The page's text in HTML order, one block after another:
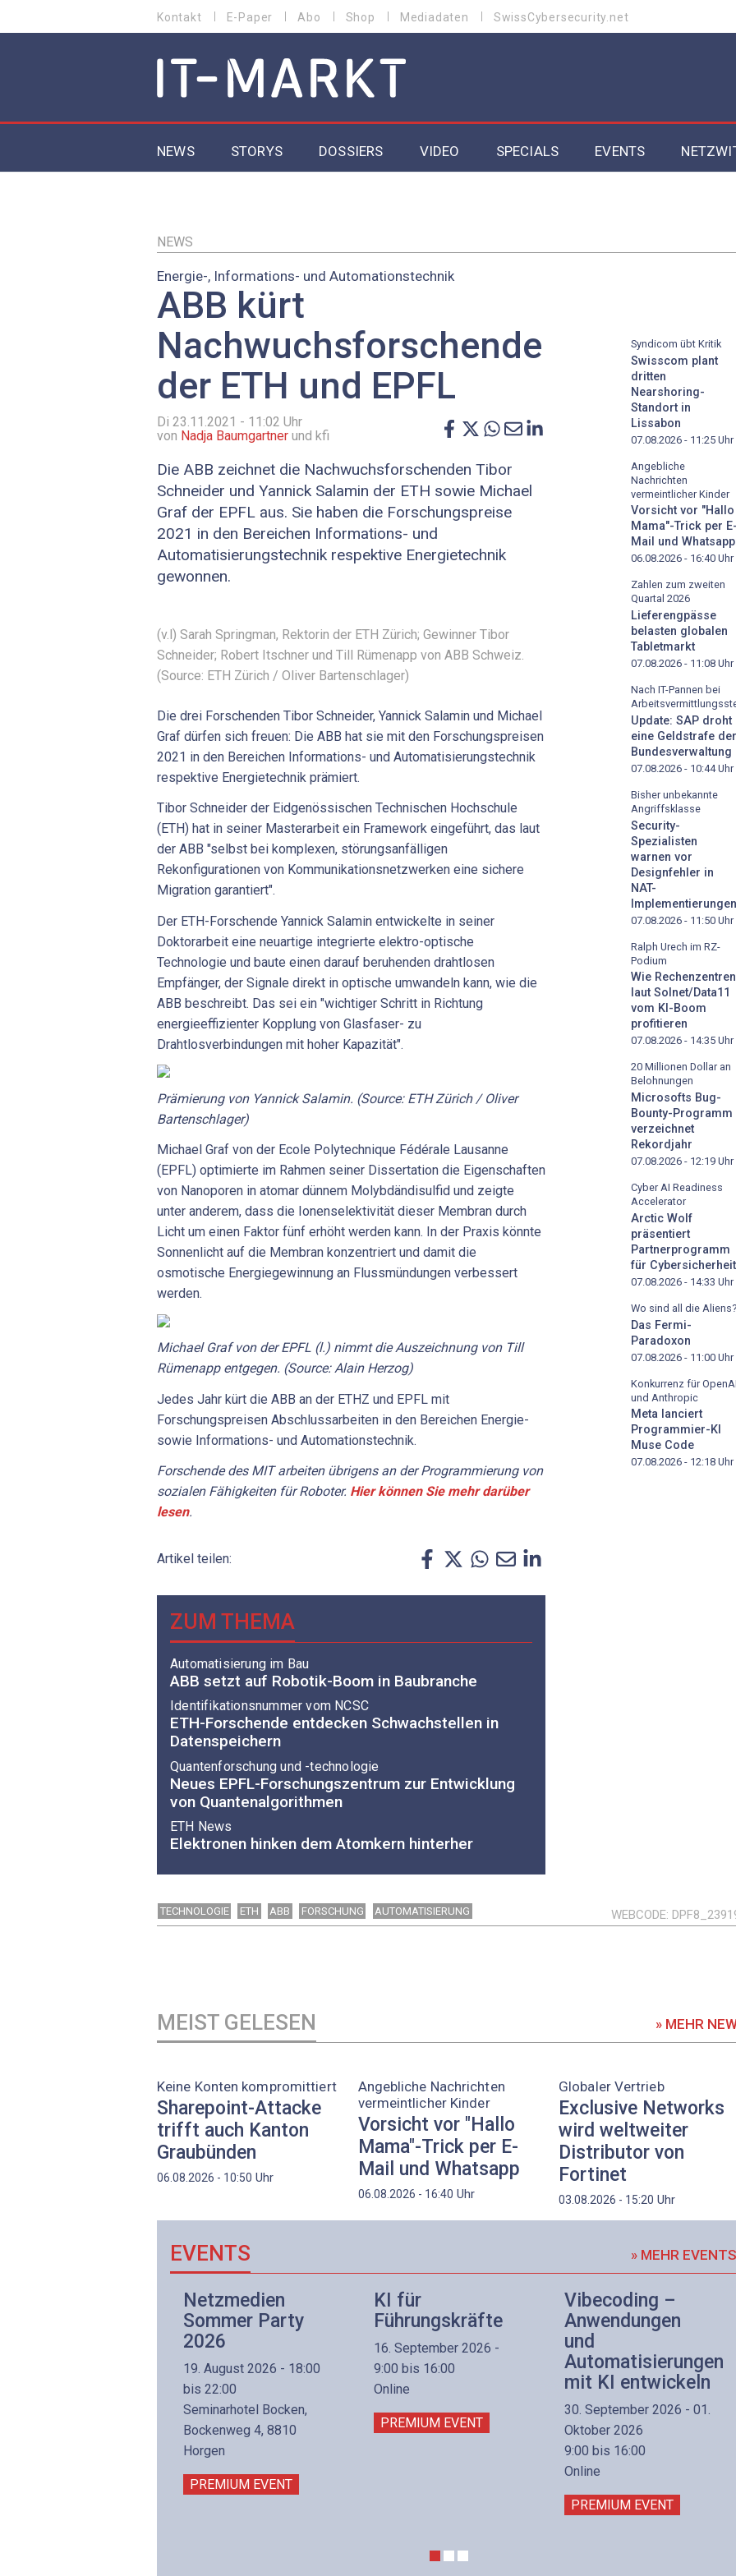
zum
MENU
Kontakt E-Paper Abo Shop Mediadaten SwissCybersecurity.net
MAIN NAVIGATION
NEWS STORYS DOSSIERS
Security
VIDEO SPECIALS EVENTS
NEWS
Energie-, Informations- und Automationstechnik
ABB kürt
Nachwuchsforschende
der ETH und EPFL
Di 23.11.2021 - 11:02 Uhr
von Nadja Baumgartner und kfi
Die ABB zeichnet die Nachwuchsforschenden Tibor
Schneider und Yannick Salamin der ETH sowie Michael
Graf der EPFL aus. Sie haben die Forschungspreise
2021 in den Bereichen Informations- und
Automatisierungstechnik respektive Energietechnik
gewonnen.
(v.l) Sarah Springman, Rektorin der ETH Zürich; Gewinner Tibor
Schneider; Robert Itschner und Till Rümenapp von ABB Schweiz.
(Source: ETH Zürich / Oliver Bartenschlager)
Die drei Forschenden Tibor Schneider, Yannick Salamin und Michael
Graf dürfen sich freuen: Die ABB hat sie mit den Forschungspreisen
2021 in den Bereichen Informations- und Automatisierungstechnik
respektive Energietechnik prämiert.
Tibor Schneider der Eidgenössischen Technischen Hochschule
(ETH) hat in seiner Masterarbeit ein Framework eingeführt, das laut
der ABB "selbst bei komplexen, störungsanfälligen
Rekonfigurationen von Kommunikationsnetzwerken eine sichere
Migration garantiert".
Der ETH-Forschende Yannick Salamin entwickelte in seiner
Doktorarbeit eine neuartige integrierte elektro-optische
Technologie und baute einen darauf beruhenden drahtlosen
Empfänger, der Signale direkt in optische umwandeln kann, wie die
ABB beschreibt. Das sei ein "wichtiger Schritt in Richtung
energieeffizienter Kopplung von Glasfaser- zu
Drahtlosverbindungen mit hoher Kapazität".
Prämierung von Yannick Salamin. (Source: ETH Zürich / Oliver
Bartenschlager)
Michael Graf von der Ecole Polytechnique Fédérale Lausanne
(EPFL) optimierte im Rahmen seiner Dissertation die Eigenschaften
von Nanoporen in atomar dünnem Molybdändisulfid und zeigte
unter anderem, dass die Ionenselektivität dieser Membran durch
Licht um einen Faktor fünf erhöht werden kann. In der Praxis könnte
Sonnenlicht auf die Membran konzentriert und damit die
osmotische Energiegewinnung an Flussmündungen verbessert
werden.
Michael Graf von der EPFL (l.) nimmt die Auszeichnung von Till
Rümenapp entgegen. (Source: Alain Herzog)
Jedes Jahr kürt die ABB an der ETHZ und EPFL mit
Forschungspreisen Abschlussarbeiten in den Bereichen Energie-
sowie Informations- und Automationstechnik.
Forschende des MIT arbeiten übrigens an der Programmierung von
sozialen Fähigkeiten für Roboter. Hier können Sie mehr darüber
lesen.
Artikel teilen:
ZUM THEMA
Automatisierung im Bau
ABB setzt auf Robotik-Boom in Baubranche
Identifikationsnummer vom NCSC
ETH-Forschende entdecken Schwachstellen in
Datenspeichern
Quantenforschung und -technologie
Neues EPFL-Forschungszentrum zur Entwicklung
von Quantenalgorithmen
ETH News
Elektronen hinken dem Atomkern hinterher
Syndicom übt Kritik
Swisscom plant
dritten
Nearshoring-
Standort in
Lissabon
07.08.2026 - 11:25 Uhr
Angebliche
Nachrichten
vermeintlicher Kinder
Vorsicht vor "Hallo
Mama"-Trick per E-
Mail und Whatsapp
06.08.2026 - 16:40 Uhr
Zahlen zum zweiten
Quartal 2026
Lieferengpässe
belasten globalen
Tabletmarkt
07.08.2026 - 11:08 Uhr
Nach IT-Pannen bei
Update: SAP droht
eine Geldstrafe der
Bundesverwaltung
07.08.2026 - 10:44Uhr
Bisher unbekannte
Angriffsklasse
Security-
Spezialisten
warnen vor
Designfehler in
NAT-
Implementierungen
07.08.2026 - 11:50 Uhr
Ralph Urech im RZ-
Podium
Wie Rechenzentren
laut Solnet/Data11
vom KI-Boom
profitieren
07.08.2026 - 14:35 Uhr
20 Millionen Dollar an
Belohnungen
Microsofts Bug-
Bounty-Programm
verzeichnet
Rekordjahr
07.08.2026 - 12:19 Uhr
Cyber AI Readiness
Accelerator
Arctic Wolf
präsentiert
Partnerprogramm
für Cybersicherheit
07.08.2026 - 14:33 Uhr
Wo sind all die Aliens?
Das Fermi-
Paradoxon
07.08.2026 - 11:00 Uhr
Konkurrenz für OpenAI
und Anthropic
Meta lanciert
Programmier-KI
Muse Code
07.08.2026 - 12:18 Uhr
TECHNOLOGIE ETH ABB FORSCHUNG AUTOMATISIERUNG WEBCODE
MEIST GELESEN » MEHR
Keine Konten kompromittiert
Sharepoint-Attacke
trifft auch Kanton
Graubünden
06.08.2026 - 10:50 Uhr
Angebliche Nachrichten
vermeintlicher Kinder
Vorsicht vor "Hallo
Mama"-Trick per E-
Mail und Whatsapp
06.08.2026 - 16:40 Uhr
Globaler Vertrieb
Exclusive Networks
wird weltweiter
Distributor von
Fortinet
03.08.2026 - 15:20 Uhr
EVENTS » MEHR EVENTS
Netzmedien
Sommer Party
2026
19. August 2026 - 18:00
bis 22:00
Seminarhotel Bocken,
Bockenweg 4, 8810
Horgen
PREMIUM EVENT
KI für
Führungskräfte
16. September 2026 -
9:00 bis 16:00
Online
PREMIUM EVENT
Vibecoding –
Anwendungen
und
Automatisierungen
mit KI entwickeln
30. September 2026 - 01.
Oktober 2026
9:00 bis 16:00
Online
PREMIUM EVENT